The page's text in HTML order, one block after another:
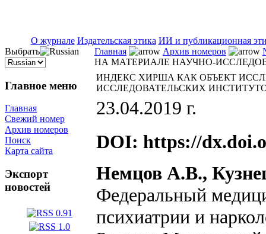
О журнале Издательская этика ИИ и публикационная
Выбрать
Главное меню
Главная
Свежий номер
Архив номеров
Поиск
Карта сайта
Экспорт
новостей
Главная Архив номеров
НА МАТЕРИАЛЕ НАУЧНО-
ИНДЕКС ХИРША КАК ОБЪЕКТ
ИССЛЕДОВАТЕЛЬСКИХ
23.04.2019 г.
DOI: https://
Немцов А.В.,
Федеральный
психиатрии и